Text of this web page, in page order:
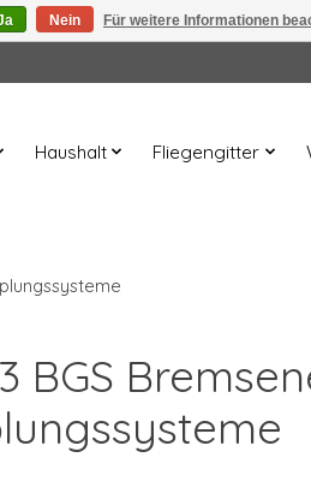
Haushalt Fliegengitter
BGS
Nein Für weitere Informationen